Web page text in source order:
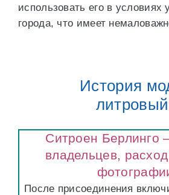
использовать его в условиях
города, что имеет
История
Ситроен Берлинго
владельцев,
После присоединения